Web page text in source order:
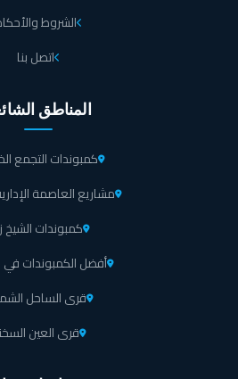
مربع، وسعرها يبدأ من 15,200,000 جنيه مصري.
متر مربع، وسعرها يبدأ من 20,800,000 جنيه مصري.
كما ان المرحلة الجديدة داخل قرية مزارين
الفيلات، والشاليهات، والتي تحظى كل واحدة
ذلك لجميع العملاء الحصول على وحدة راقية وأكثر
حيث أنها ذات إطلالة خلابة على بحيرة تحيطه به
داخلها الرقع الخضراء الشاسعة مما تعمل على
الشروط
اتصل بنا
المناطق
كمبوندات التجمع
مشاريع العاصمة
كمبوندات الشيخ
أفضل الكمبوندات في 6 أكتوبر
قرى الساحل
قرى العين